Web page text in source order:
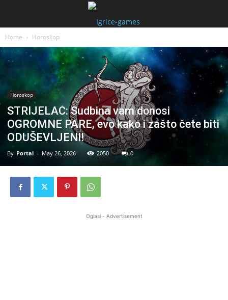
Home Horoskop
Horoskop
STRIJELAC: Sudbina vam donosi
OGROMNE PARE, evo kako i zašto čete biti
ODUŠEVLJENI!
By Portal - May 26, 2026 2050 0
Oglasi - Advertisement